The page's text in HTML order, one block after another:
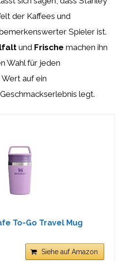
der Kaffees und
Spieler ist.
und Frische machen ihn
Wahl für jeden
auf ein
legt.
To-Go Travel Mug
Siehe auf Amazon